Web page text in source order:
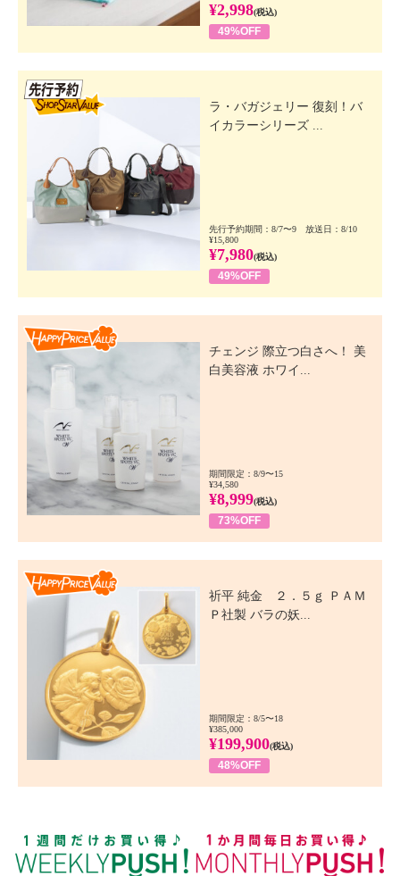
¥2,998(税込)
49%OFF
ラ・バガジェリー 復刻！バ
イカラーシリーズ ...
先行予約期間：8/7〜9 放送日：8/10
¥15,800
¥7,980(税込)
49%OFF
チェンジ 際立つ白さへ！ 美
白美容液 ホワイ...
期間限定：8/9〜15
¥34,580
¥8,999(税込)
73%OFF
祈平 純金 ２．５ｇ ＰＡＭ
Ｐ社製 バラの妖...
期間限定：8/5〜18
¥385,000
¥199,900(税込)
48%OFF